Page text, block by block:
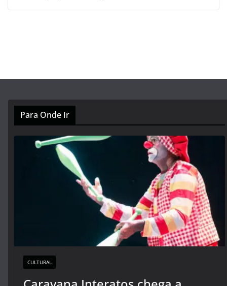
Para Onde Ir
CULTURAL